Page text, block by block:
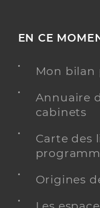
EN CE
Mon bilan
Annuaire
cabinets
Carte des
Origines